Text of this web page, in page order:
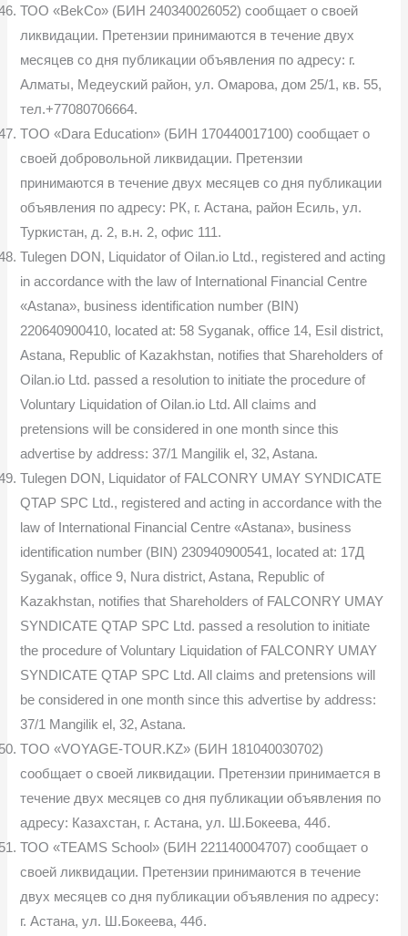
ТОО «BekCo» (БИН 240340026052) сообщает о своей
ликвидации. Претензии принимаются в течение двух
месяцев со дня публикации объявления по адресу: г.
Алматы, Медеуский район, ул. Омарова, дом 25/1, кв. 55,
тел.+77080706664.
TOO «Dara Education» (БИН 170440017100) сообщает о
своей добровольной ликвидации. Претензии
принимаются в течение двух месяцев со дня публикации
объявления по адресу: РК, г. Астана, район Есиль, ул.
Туркистан, д. 2, в.н. 2, офис 111.
Tulegen DON, Liquidator of Oilan.io Ltd., registered and acting
in accordance with the law of International Financial Centre
«Astana», business identification number (BIN)
220640900410, located at: 58 Syganak, office 14, Esil district,
Astana, Republic of Kazakhstan, notifies that Shareholders of
Oilan.io Ltd. passed a resolution to initiate the procedure of
Voluntary Liquidation of Oilan.io Ltd. All claims and
pretensions will be considered in one month since this
advertise by address: 37/1 Mangilik el, 32, Astana.
Tulegen DON, Liquidator of FALCONRY UMAY SYNDICATE
QTAP SPC Ltd., registered and acting in accordance with the
law of International Financial Centre «Astana», business
identification number (BIN) 230940900541, located at: 17Д
Syganak, office 9, Nura district, Astana, Republic of
Kazakhstan, notifies that Shareholders of FALCONRY UMAY
SYNDICATE QTAP SPC Ltd. passed a resolution to initiate
the procedure of Voluntary Liquidation of FALCONRY UMAY
SYNDICATE QTAP SPC Ltd. All claims and pretensions will
be considered in one month since this advertise by address:
37/1 Mangilik el, 32, Astana.
TOO «VOYAGE-TOUR.KZ» (БИН 181040030702)
сообщает о своей ликвидации. Претензии принимается в
течение двух месяцев со дня публикации объявления по
адресу: Казахстан, г. Астана, ул. Ш.Бокеева, 44б.
ТОО «TEAMS School» (БИН 221140004707) сообщает о
своей ликвидации. Претензии принимаются в течение
двух месяцев со дня публикации объявления по адресу:
г. Астана, ул. Ш.Бокеева, 44б.